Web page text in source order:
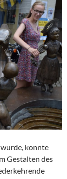
konnte
Gestalten des